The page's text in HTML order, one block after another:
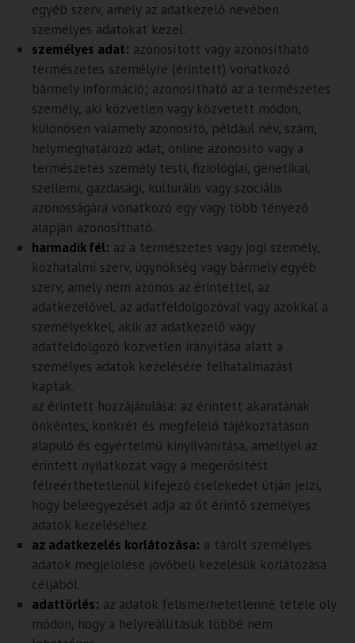
egyéb szerv, amely az adatkezelő nevében
személyes adatokat kezel.
személyes adat: azonosított vagy azonosítható
természetes személyre (érintett) vonatkozó
bármely információ; azonosítható az a természetes
személy, aki közvetlen vagy közvetett módon,
különösen valamely azonosító, például név, szám,
helymeghatározó adat, online azonosító vagy a
természetes személy testi, fiziológiai, genetikai,
szellemi, gazdasági, kulturális vagy szociális
azonosságára vonatkozó egy vagy több tényező
alapján azonosítható.
harmadik fél: az a természetes vagy jogi személy,
közhatalmi szerv, ügynökség vagy bármely egyéb
szerv, amely nem azonos az érintettel, az
adatkezelővel, az adatfeldolgozóval vagy azokkal a
személyekkel, akik az adatkezelő vagy
adatfeldolgozó közvetlen irányítása alatt a
személyes adatok kezelésére felhatalmazást
kaptak.
az érintett hozzájárulása: az érintett akaratának
önkéntes, konkrét és megfelelő tájékoztatáson
alapuló és egyértelmű kinyilvánítása, amellyel az
érintett nyilatkozat vagy a megerősítést
félreérthetetlenül kifejező cselekedet útján jelzi,
hogy beleegyezését adja az őt érintő személyes
adatok kezeléséhez.
az adatkezelés korlátozása: a tárolt személyes
adatok megjelölése jövőbeli kezelésük korlátozása
céljából.
adattörlés: az adatok felismerhetetlenné tétele oly
módon, hogy a helyreállításuk többé nem